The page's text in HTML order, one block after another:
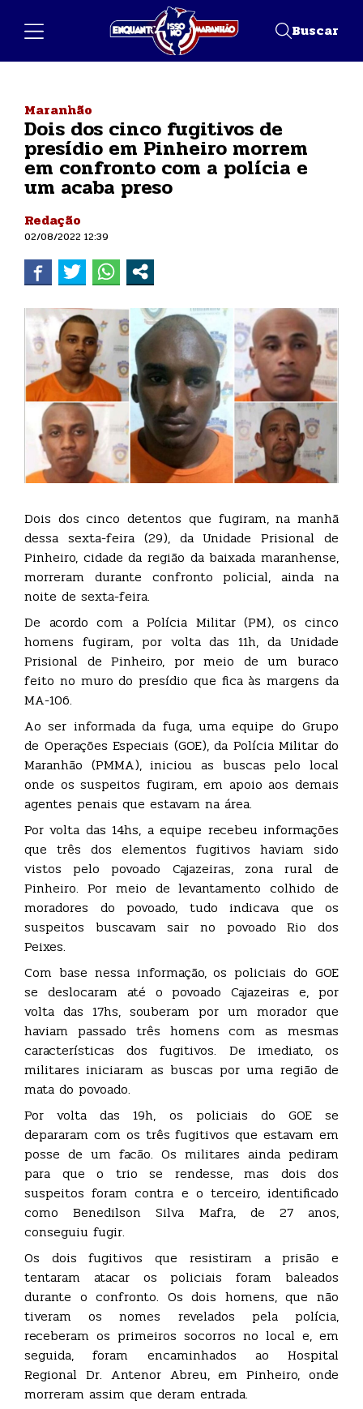
Buscar
Maranhão
Dois dos cinco fugitivos de
presídio em Pinheiro morrem
em confronto com a polícia e
um acaba preso
Redação
02/08/2022 12:39
Dois dos cinco detentos que fugiram, na manhã
dessa sexta-feira (29), da Unidade Prisional de
Pinheiro, cidade da região da baixada maranhense,
morreram durante confronto policial, ainda na
noite de sexta-feira.
De acordo com a Polícia Militar (PM), os cinco
homens fugiram, por volta das 11h, da Unidade
Prisional de Pinheiro, por meio de um buraco
feito no muro do presídio que fica às margens da
MA-106.
Ao ser informada da fuga, uma equipe do Grupo
de Operações Especiais (GOE), da Polícia Militar do
Maranhão (PMMA), iniciou as buscas pelo local
onde os suspeitos fugiram, em apoio aos demais
agentes penais que estavam na área.
Por volta das 14hs, a equipe recebeu informações
que três dos elementos fugitivos haviam sido
vistos pelo povoado Cajazeiras, zona rural de
Pinheiro. Por meio de levantamento colhido de
moradores do povoado, tudo indicava que os
suspeitos buscavam sair no povoado Rio dos
Peixes.
Com base nessa informação, os policiais do GOE
se deslocaram até o povoado Cajazeiras e, por
volta das 17hs, souberam por um morador que
haviam passado três homens com as mesmas
características dos fugitivos. De imediato, os
militares iniciaram as buscas por uma região de
mata do povoado.
Por volta das 19h, os policiais do GOE se
depararam com os três fugitivos que estavam em
posse de um facão. Os militares ainda pediram
para que o trio se rendesse, mas dois dos
suspeitos foram contra e o terceiro, identificado
como Benedilson Silva Mafra, de 27 anos,
conseguiu fugir.
Os dois fugitivos que resistiram a prisão e
tentaram atacar os policiais foram baleados
durante o confronto. Os dois homens, que não
tiveram os nomes revelados pela polícia,
receberam os primeiros socorros no local e, em
seguida, foram encaminhados ao Hospital
Regional Dr. Antenor Abreu, em Pinheiro, onde
morreram assim que deram entrada.